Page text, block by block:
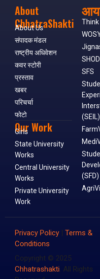
About
ChhatraShakti
About Us
संपादक मंडल
राष्ट्रीय अधिवेशन
कवर स्टोरी
प्रस्ताव
खबर
परिचर्चा
फोटो
Our Work
Girls
State University
Works
Central University
Works
Private University
Work
Think
SFS
(SEIL)
(SFD)
Privacy Policy | Terms &
Conditions
Copyright © 2025
Chhatrashakti. All Rights